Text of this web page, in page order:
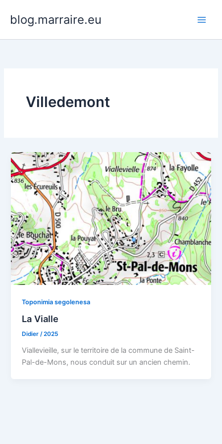
blog.marraire.eu
Villedemont
Toponimia segolenesa
La Vialle
Didier/2025
Viallevieille, sur le territoire de la commune de Saint-
Pal-de-Mons, nous conduit sur un ancien chemin.